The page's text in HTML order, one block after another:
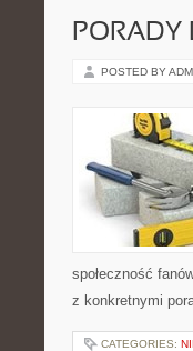
PORADY
POSTED BY
społeczność
z konkretnymi
CATEGORIES: